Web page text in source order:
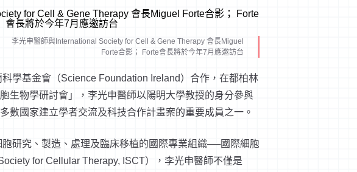
李光申醫師與International Society for Cell & Gene Therapy 會長Miguel
Forte合影； Forte會長將於今年7月應邀訪台
學基金會（Science Foundation Ireland）合作，在都柏林
生物學研討會」，李光申醫師以陽明大學教授的身分參與
數國家建立學者交流及科技合作計畫案的重要成員之一。
研究、製造、處理及臨床移植的國際專業組織──國際細胞
for Cellular Therapy, ISCT），李光申醫師不僅是